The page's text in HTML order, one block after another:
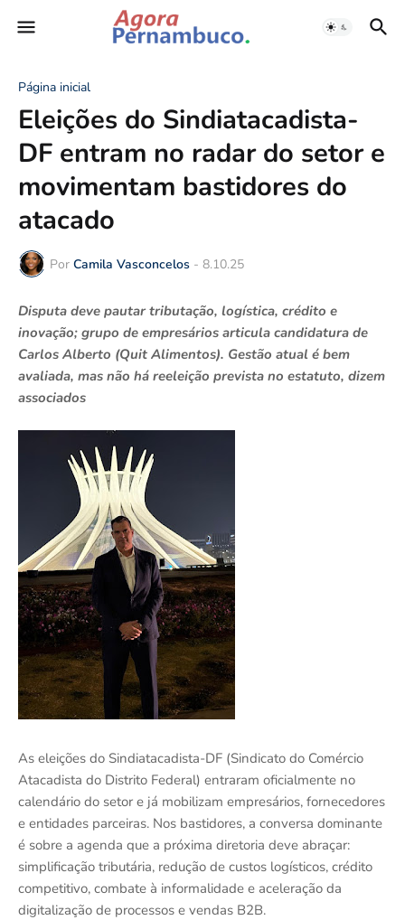
Página inicial
Eleições do Sindiatacadista-
DF entram no radar do setor e
movimentam bastidores do
atacado
Por Camila Vasconcelos - 8.10.25
Disputa deve pautar tributação, logística, crédito e
inovação; grupo de empresários articula candidatura de
Carlos Alberto (Quit Alimentos). Gestão atual é bem
avaliada, mas não há reeleição prevista no estatuto, dizem
associados
As eleições do Sindiatacadista-DF (Sindicato do Comércio
Atacadista do Distrito Federal) entraram oficialmente no
calendário do setor e já mobilizam empresários, fornecedores
e entidades parceiras. Nos bastidores, a conversa dominante
é sobre a agenda que a próxima diretoria deve abraçar:
simplificação tributária, redução de custos logísticos, crédito
competitivo, combate à informalidade e aceleração da
digitalização de processos e vendas B2B.